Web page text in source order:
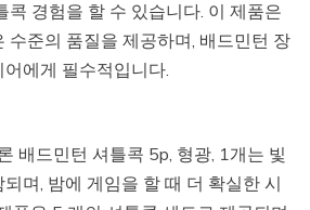
콕 경험을 할 수 있습니다. 이 제품은
수준의 품질을 제공하며, 배드민턴 장
에게 필수적입니다.
배드민턴 셔틀콕 5p, 형광, 1개는 빛
며, 밤에 게임을 할 때 더 확실한 시